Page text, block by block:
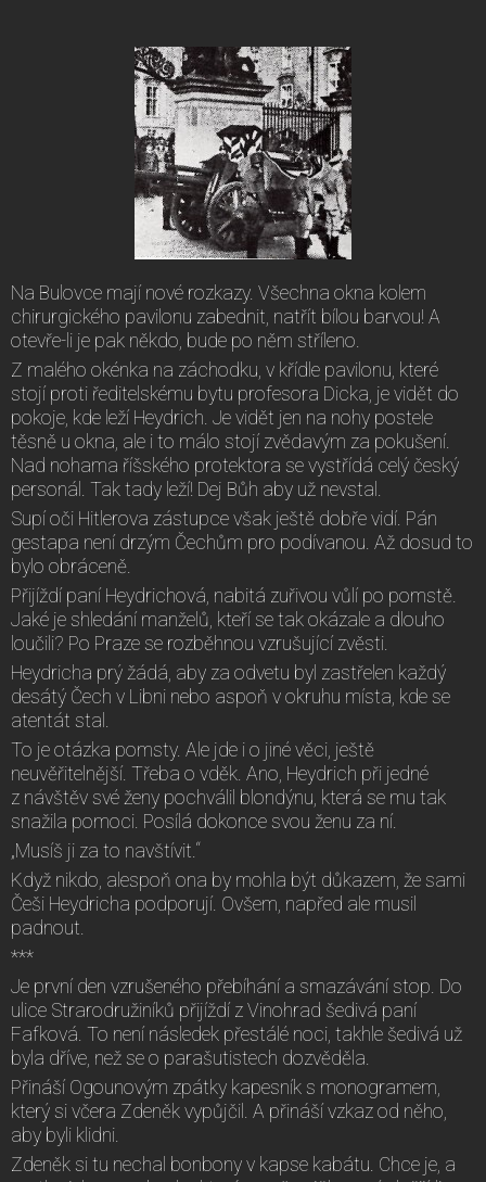
Na Bulovce mají nové rozkazy. Všechna okna kolem
chirurgického pavilonu zabednit, natřít bílou barvou! A
otevře-li je pak někdo, bude po něm stříleno.
Z malého okénka na záchodku, v křídle pavilonu, které
stojí proti ředitelskému bytu profesora Dicka, je vidět do
pokoje, kde leží Heydrich. Je vidět jen na nohy postele
těsně u okna, ale i to málo stojí zvědavým za pokušení.
Nad nohama říšského protektora se vystřídá celý český
personál. Tak tady leží! Dej Bůh aby už nevstal.
Supí oči Hitlerova zástupce však ještě dobře vidí. Pán
gestapa není drzým Čechům pro podívanou. Až dosud to
bylo obráceně.
Přijíždí paní Heydrichová, nabitá zuřivou vůlí po pomstě.
Jaké je shledání manželů, kteří se tak okázale a dlouho
loučili? Po Praze se rozběhnou vzrušující zvěsti.
Heydricha prý žádá, aby za odvetu byl zastřelen každý
desátý Čech v Libni nebo aspoň v okruhu místa, kde se
atentát stal.
To je otázka pomsty. Ale jde i o jiné věci, ještě
neuvěřitelnější. Třeba o vděk. Ano, Heydrich při jedné
z návštěv své ženy pochválil blondýnu, která se mu tak
snažila pomoci. Posílá dokonce svou ženu za ní.
„Musíš ji za to navštívit.“
Když nikdo, alespoň ona by mohla být důkazem, že sami
Češi Heydricha podporují. Ovšem, napřed ale musil
padnout.
***
Je první den vzrušeného přebíhání a smazávání stop. Do
ulice Strarodružiníků přijíždí z Vinohrad šedivá paní
Fafková. To není následek přestálé noci, takhle šedivá už
byla dříve, než se o parašutistech dozvěděla.
Přináší Ogounovým zpátky kapesník s monogramem,
který si včera Zdeněk vypůjčil. A přináší vzkaz od něho,
aby byli klidni.
Zdeněk si tu nechal bonbony v kapse kabátu. Chce je, a